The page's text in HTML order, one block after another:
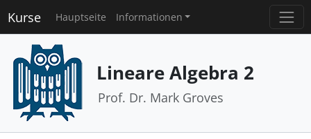
Kurse Hauptseite Informationen
Lineare Algebra 2
Prof. Dr. Mark Groves